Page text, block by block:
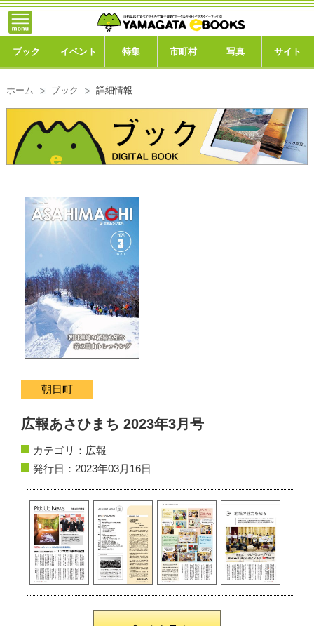
ブック イベント 特集 市町村 写真 サイト
ホーム ブック 詳細情報
朝日町
広報あさひまち 2023年3月号
カテゴリ： 広報
発行日：2023年03月16日
トップ
ブック
市町村
このサイトについて
運営会社
ご利用ガイド
よくある質問
サイトマップ
個人情報保護方針
動作環境
リンク集
}; -->